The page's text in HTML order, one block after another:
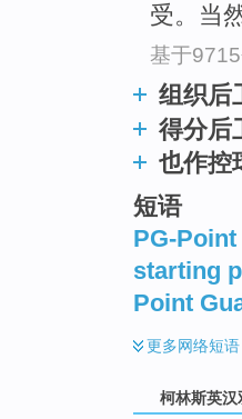
受。当
基于
组织后
得分后
也作控
短语
PG-
starting
Point
更多网络短语
柯林斯英汉